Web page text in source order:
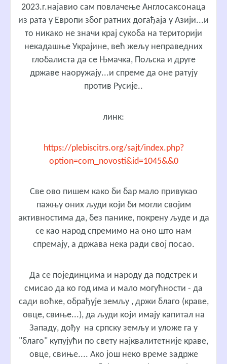
2023.г.најавио сам повлачење Англосаксонаца
из рата у Европи због ратних догађаја у Азији...и
то никако не значи крај сукоба на територији
некадашње Украјине, већ жељу неправедних
глобалиста да се Њмачка, Пољска и друге
државе наоружају...и спреме да оне ратују
против Русије..
линк:
https://plebiscitrs.org/sajt/index.php?
option=com_novosti&id=1045&&0
Све ово пишем како би бар мало привукао
пажњу оних људи који би могли својим
активностима да, без панике, покрену људе и да
се као народ спремимо на оно што нам
спремају, а држава нека ради свој посао.
Да се појединцима и народу да подстрек и
смисао да ко год има и мало могућности - да
сади воћке, обрађује земљу , држи благо (краве,
овце, свиње...), да људи који имају капитал на
Западу, дођу на српску земљу и уложе га у
"благо" купујући по свету најквалитетније краве,
овце, свиње.... Ако још неко време задрже